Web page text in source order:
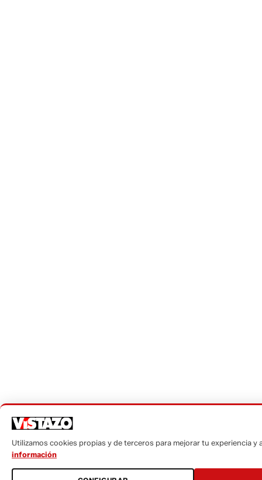
Utilizamos cookies propias y de terceros para mejorar tu experiencia y
información